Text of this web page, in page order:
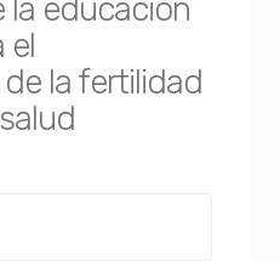
la educación
el
la fertilidad